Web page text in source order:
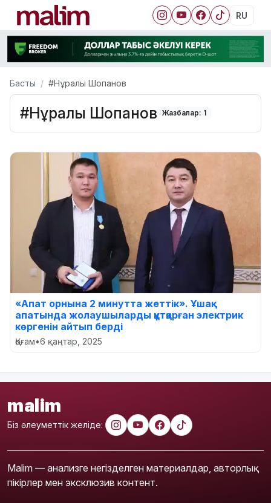
RU
Басты #Нұралы Шопанов
#Нұралы Шопанов Жазбалар: 1
«Апат орнына 2 минутта жеттік». Ұшақ
апатында жолаушыларды құтқарған электрик
көргенін айтып берді
Қоғам•6 қаңтар, 2025
malim
Біз әлеуметтік желіде:
Malim — анализге негізделген материалдар, авторлық
пікірлер мен эксклюзив контент.